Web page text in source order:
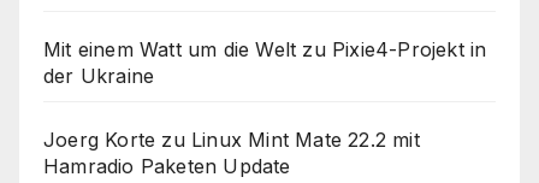
Mit einem Watt um die Welt zu Pixie4-Projekt in
der Ukraine
Joerg Korte zu Linux Mint Mate 22.2 mit
Hamradio Paketen Update